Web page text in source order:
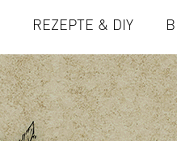
REZEPTE & DIY